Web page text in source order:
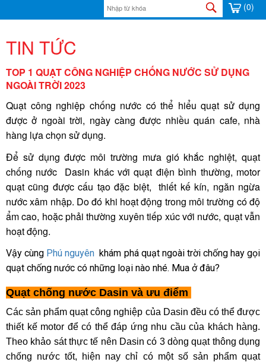
(0)
TIN TỨC
TOP 1 QUẠT CÔNG NGHIỆP CHỐNG NƯỚC SỬ DỤNG
NGOÀI TRỜI 2023
Quạt công nghiệp chống nước có thể hiểu quạt sử dụng
được ở ngoài trời, ngày càng được nhiều quán cafe, nhà
hàng lựa chọn sử dụng.
Để sử dụng được môi trường mưa gió khắc nghiệt, quạt
chống nước Dasin khác với quạt điện bình thường, motor
quạt cũng được cấu tạo đặc biệt, thiết kế kín, ngăn ngừa
nước xâm nhập. Do đó khi hoạt động trong môi trường có độ
ẩm cao, hoặc phải thường xuyên tiếp xúc với nước, quạt vẫn
hoạt động.
Vậy cùng Phú nguyên khám phá quạt ngoài trời chống hay gọi
quạt chống nước có những loại nào nhé. Mua ở đâu?
Quạt chống nước Dasin và ưu điểm
Các sản phẩm quạt công nghiệp của Dasin đều có thể được
thiết kế motor để có thể đáp ứng nhu cầu của khách hàng.
Theo khảo sát thực tế nên Dasin có 3 dòng quạt thông dụng
chống nước tốt, hiện nay chỉ có một số sản phẩm quạt